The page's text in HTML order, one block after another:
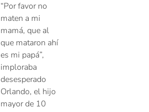
“Por favor no
maten a mi
mamá, que al
que mataron ahí
es mi papá”,
imploraba
desesperado
Orlando, el hijo
mayor de 10